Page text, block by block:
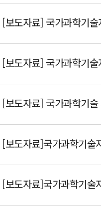
[보도자료] 국가과학기
[보도자료] 국가과학기
[보도자료] 국가과학기
[보도자료]국가과학기술
[보도자료]국가과학기술